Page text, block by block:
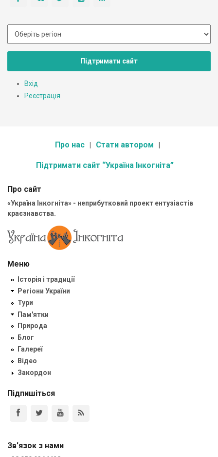
Підтримати сайт
Вхід
Реєстрація
Про нас Стати автором
Підтримати сайт “Україна Інкогніта”
Про сайт
«Україна Інкогніта» - неприбутковий проект ентузіастів
краєзнавства.
Меню
Історія і традиції
Регіони України
Тури
Пам'ятки
Природа
Блог
Галереї
Відео
Закордон
Підпишіться
Зв'язок з нами